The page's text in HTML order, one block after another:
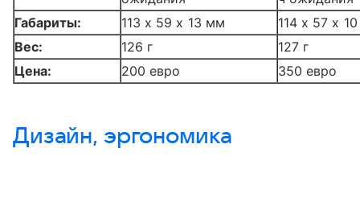
Габариты:
113 x 59 x 13 мм
114 x 57 x
Вес:
126 г
127 г
Цена:
200 евро 350 евро
Дизайн, эргономика